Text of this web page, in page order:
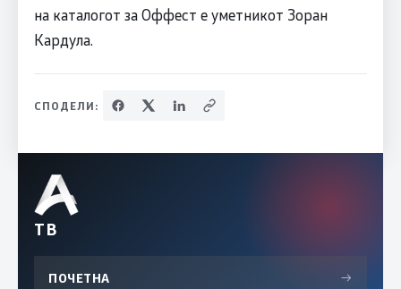
на каталогот за Оффест е уметникот Зоран
Кардула.
СПОДЕЛИ:
ТВ
ПОЧЕТНА →